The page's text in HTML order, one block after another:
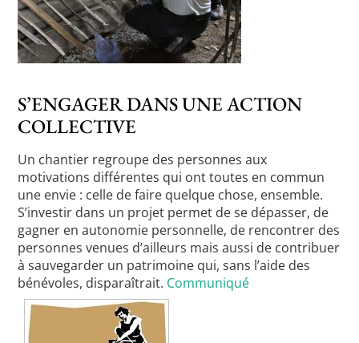
S’ENGAGER DANS UNE ACTION
COLLECTIVE
Un chantier regroupe des personnes aux
motivations différentes qui ont toutes en commun
une envie : celle de faire quelque chose, ensemble.
S’investir dans un projet permet de se dépasser, de
gagner en autonomie personnelle, de rencontrer des
personnes venues d’ailleurs mais aussi de contribuer
à sauvegarder un patrimoine qui, sans l’aide des
bénévoles, disparaîtrait. Communiqué